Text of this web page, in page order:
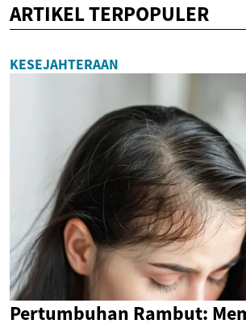
ARTIKEL TERPOPULER
KESEJAHTERAAN
Pertumbuhan Rambut: